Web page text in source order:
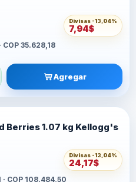
Divisas -13,04%
7,94$
COP 35.628,18
Agregar
Berries 1.07 kg Kellogg's
Divisas -13,04%
24,17$
· COP 108.484,50